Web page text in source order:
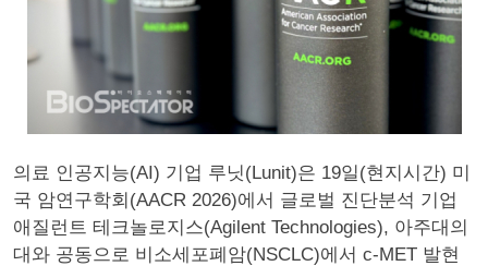
의료 인공지능(AI) 기업 루닛(Lunit)은 19일(현지시간) 미
국 암연구학회(AACR 2026)에서 글로벌 진단분석 기업
애질런트 테크놀로지스(Agilent Technologies), 아주대의
대와 공동으로 비소세포폐암(NSCLC)에서 c-MET 발현